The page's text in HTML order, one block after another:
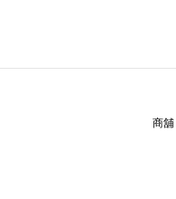
商舖